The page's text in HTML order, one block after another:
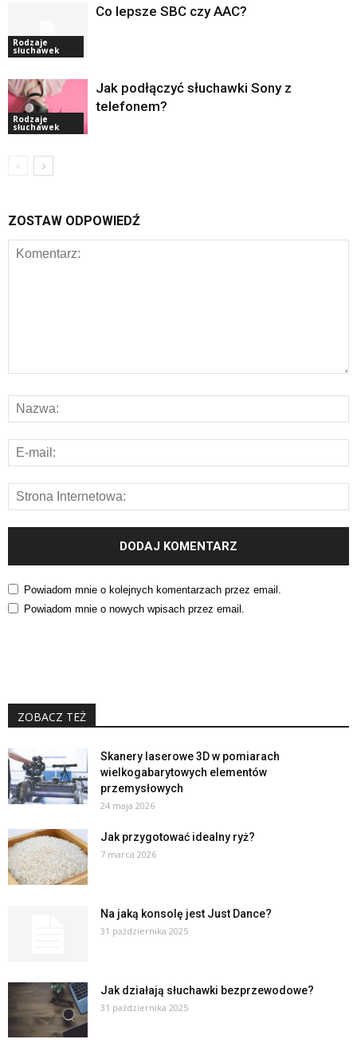
Rodzaje
słuchawek
Co lepsze SBC czy AAC?
Rodzaje
słuchawek
Jak podłączyć słuchawki Sony z
telefonem?
ZOSTAW ODPOWIEDŹ
Powiadom mnie o kolejnych komentarzach przez email.
Powiadom mnie o nowych wpisach przez email.
ZOBACZ TEŻ
Skanery laserowe 3D w pomiarach
wielkogabarytowych elementów
przemysłowych
24 maja 2026
Jak przygotować idealny ryż?
7 marca 2026
Na jaką konsolę jest Just Dance?
31 października 2025
Jak działają słuchawki bezprzewodowe?
31 października 2025